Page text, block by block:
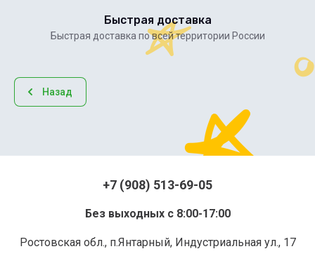
Быстрая доставка
Быстрая доставка по всей территории России
Назад
+7 (908) 513-69-05
Без выходных с 8:00-17:00
Ростовская обл., п.Янтарный, Индустриальная ул., 17